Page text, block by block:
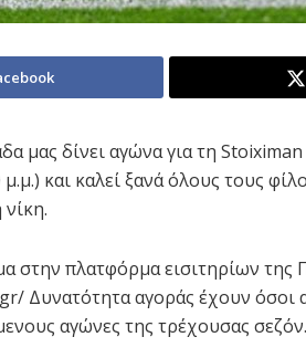
μας δίνει αγώνα για τη
και καλεί ξανά όλους τους
στην πλατφόρμα εισιτηρίων της
Δυνατότητα αγοράς έχουν όσοι
αγώνες της τρέχουσας σεζόν.